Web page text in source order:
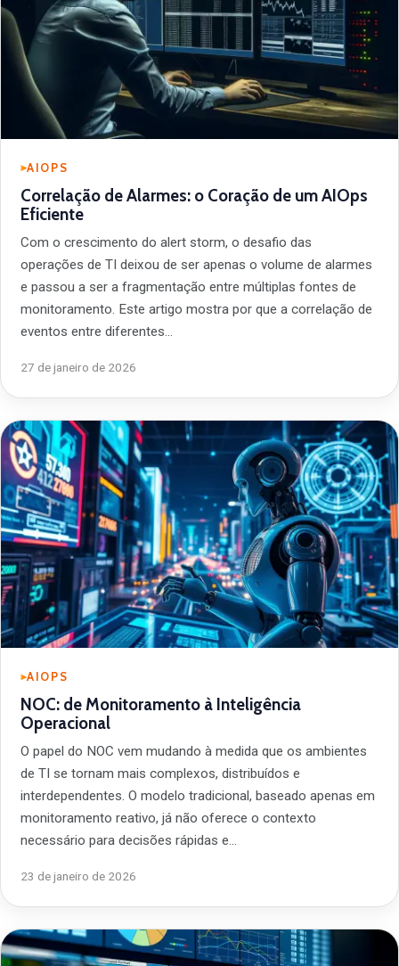
AIOPS
Correlação de Alarmes: o Coração de um AIOps
Eficiente
Com o crescimento do alert storm, o desafio das
operações de TI deixou de ser apenas o volume de alarmes
e passou a ser a fragmentação entre múltiplas fontes de
monitoramento. Este artigo mostra por que a correlação de
eventos entre diferentes…
27 de janeiro de 2026
AIOPS
NOC: de Monitoramento à Inteligência
Operacional
O papel do NOC vem mudando à medida que os ambientes
de TI se tornam mais complexos, distribuídos e
interdependentes. O modelo tradicional, baseado apenas em
monitoramento reativo, já não oferece o contexto
necessário para decisões rápidas e…
23 de janeiro de 2026